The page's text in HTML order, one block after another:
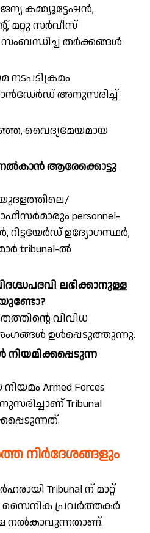
കമ്മ്യൂട്ടേഷൻ,
മറ്റു സർവീസ്
തർക്കങ്ങൾ
നടപടിക്രമം
അനുസരിച്ച്
വൈദ്യമേയമായ
നൽകാൻ ആരേക്കൊട്ടു
personnel-
ഉദ്യോഗസ്ഥർ,
tribunal-ൽ
ലഭിക്കാനുളള
വിവിധ
ഉൾപ്പെടുത്തുന്നു.
നിയമിക്കപ്പെടുന്ന
Armed Forces
Tribunal
നിർദേശങ്ങളും
Tribunal ന് മാറ്റ്
പ്രവർത്തകർ
നൽകാവുന്നതാണ്.